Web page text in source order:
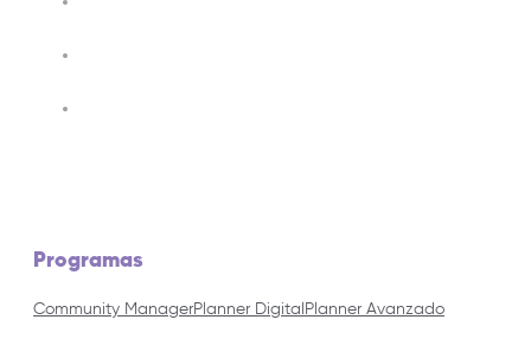
Programas
Community ManagerPlanner Digital Planner Avanzado